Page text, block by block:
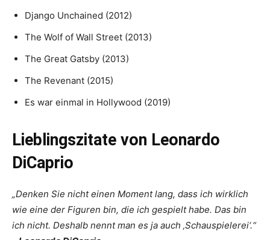
Django Unchained (2012)
The Wolf of Wall Street (2013)
The Great Gatsby (2013)
The Revenant (2015)
Es war einmal in Hollywood (2019)
Lieblingszitate von Leonardo
DiCaprio
„Denken Sie nicht einen Moment lang, dass ich wirklich
wie eine der Figuren bin, die ich gespielt habe. Das bin
ich nicht. Deshalb nennt man es ja auch ‚Schauspielerei‘.“